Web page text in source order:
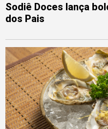
Sodiê Doces lança
dos Pais